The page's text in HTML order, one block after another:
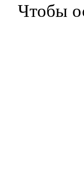
Чтобы